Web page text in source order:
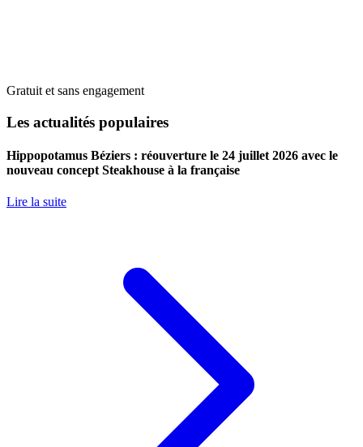
Gratuit et sans engagement
Les actualités populaires
Hippopotamus Béziers : réouverture le 24 juillet 2026 avec le
nouveau concept Steakhouse à la française
Lire la suite